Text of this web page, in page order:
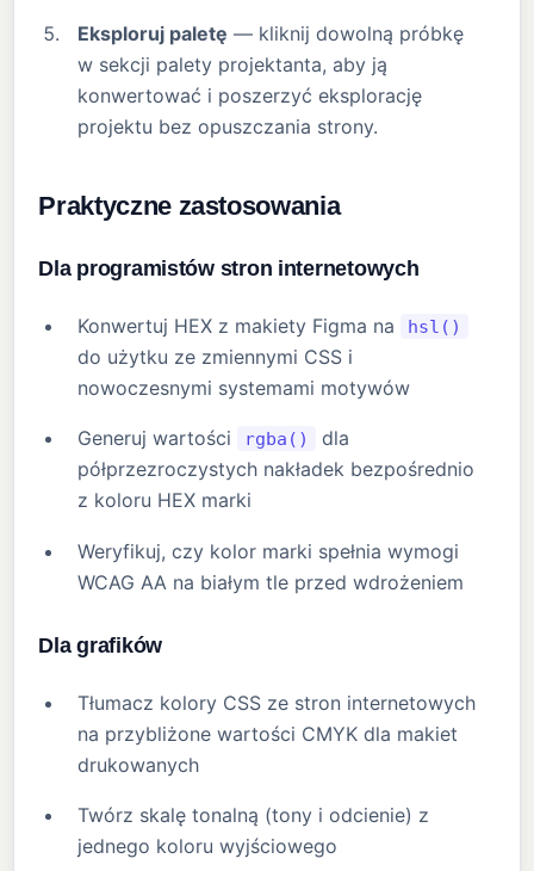
Eksploruj paletę — kliknij dowolną próbkę
w sekcji palety projektanta, aby ją
konwertować i poszerzyć eksplorację
projektu bez opuszczania strony.
Praktyczne zastosowania
Dla programistów stron internetowych
Konwertuj HEX z makiety Figma na hsl()
do użytku ze zmiennymi CSS i
nowoczesnymi systemami motywów
Generuj wartości rgba()
dla
półprzezroczystych nakładek bezpośrednio
z koloru HEX marki
Weryfikuj, czy kolor marki spełnia wymogi
WCAG AA na białym tle przed wdrożeniem
Dla grafików
Tłumacz kolory CSS ze stron internetowych
na przybliżone wartości CMYK dla makiet
drukowanych
Twórz skalę tonalną (tony i odcienie) z
jednego koloru wyjściowego